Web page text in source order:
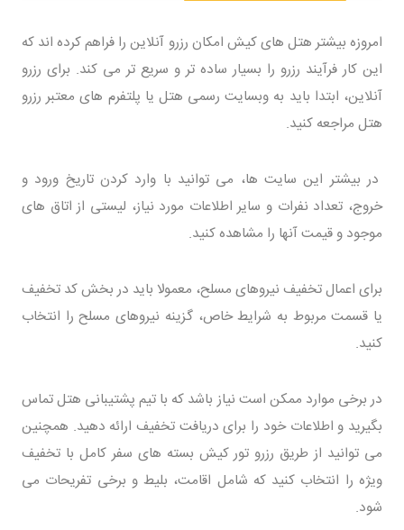
امروزه بیشتر هتل های کیش امکان رزرو آنلاین را فراهم کرده اند که
این کار فرآیند رزرو را بسیار ساده تر و سریع تر می کند. برای رزرو
آنلاین، ابتدا باید به وبسایت رسمی هتل یا پلتفرم های معتبر رزرو
هتل مراجعه کنید.
در بیشتر این سایت ها، می توانید با وارد کردن تاریخ ورود و
خروج، تعداد نفرات و سایر اطلاعات مورد نیاز، لیستی از اتاق های
موجود و قیمت آنها را مشاهده کنید.
برای اعمال تخفیف نیروهای مسلح، معمولا باید در بخش کد تخفیف
یا قسمت مربوط به شرایط خاص، گزینه نیروهای مسلح را انتخاب
کنید.
در برخی موارد ممکن است نیاز باشد که با تیم پشتیبانی هتل تماس
بگیرید و اطلاعات خود را برای دریافت تخفیف ارائه دهید. همچنین
می توانید از طریق رزرو تور کیش بسته های سفر کامل با تخفیف
ویژه را انتخاب کنید که شامل اقامت، بلیط و برخی تفریحات می
شود.